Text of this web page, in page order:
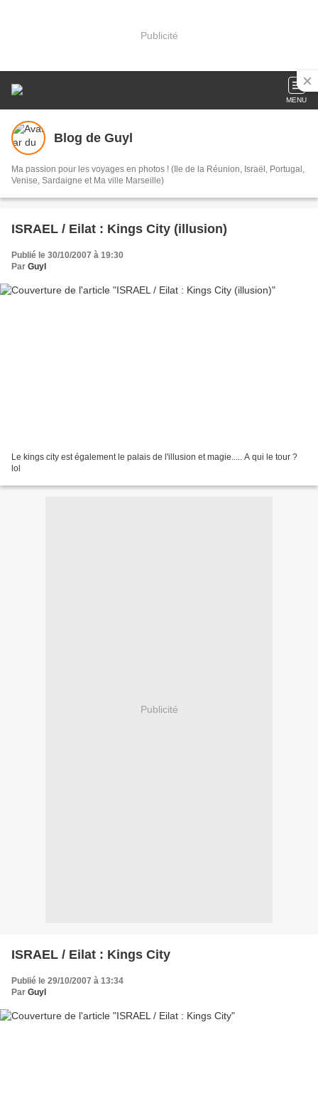
Publicité
MENU
Blog de Guyl
Ma passion pour les voyages en photos ! (Ile de la Réunion, Israël, Portugal,
Venise, Sardaigne et Ma ville Marseille)
ISRAEL / Eilat : Kings City (illusion)
Publié le 30/10/2007 à 19:30
Par Guyl
Le kings city est également le palais de l'illusion et magie..... A qui le tour ?
lol
Publicité
ISRAEL / Eilat : Kings City
Publié le 29/10/2007 à 13:34
Par Guyl